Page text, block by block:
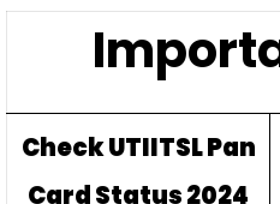
Check UTIITSL Pan
Card Status 2024